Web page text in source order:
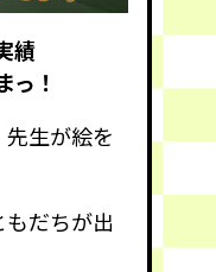
績
っ！
生が絵を
だちが出